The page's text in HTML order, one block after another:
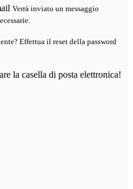
Verrà inviato un messaggio
Effettua il reset della password
la casella di posta elettronica!